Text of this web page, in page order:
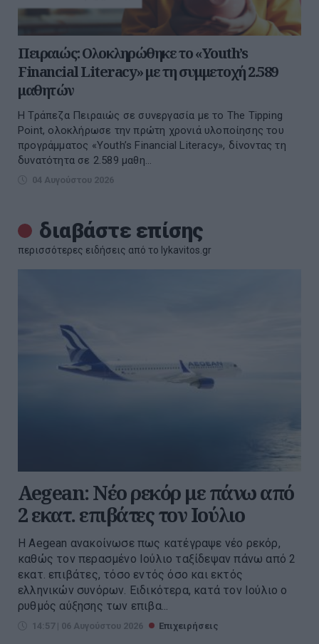
Πειραιώς: Ολοκληρώθηκε το «Youth’s
Financial Literacy» με τη συμμετοχή 2.589
μαθητών
Η Τράπεζα Πειραιώς σε συνεργασία με το The Tipping
Point, ολοκλήρωσε την πρώτη χρονιά υλοποίησης του
προγράμματος «Youth’s Financial Literacy», δίνοντας τη
δυνατότητα σε 2.589 μαθη...
04 Αυγούστου 2026
διαβάστε επίσης
περισσότερες ειδήσεις από το lykavitos.gr
Aegean: Νέο ρεκόρ με πάνω από
2 εκατ. επιβάτες τον Ιούλιο
Η Aegean ανακοίνωσε πως κατέγραψε νέο ρεκόρ,
καθώς τον περασμένο Ιούλιο ταξίδεψαν πάνω από 2
εκατ. επιβάτες, τόσο εντός όσο και εκτός
ελληνικών συνόρων. Ειδικότερα, κατά τον Ιούλιο ο
ρυθμός αύξησης των επιβα...
14:57 | 06 Αυγούστου 2026 Επιχειρήσεις